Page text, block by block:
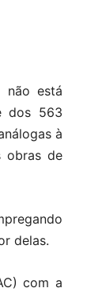
não está
dos 563
à
obras de
delas.
com a